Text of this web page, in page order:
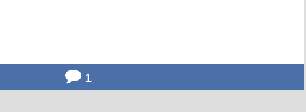
1